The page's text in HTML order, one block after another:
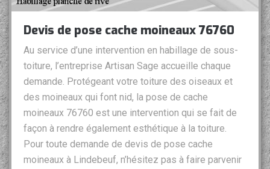
Devis de pose cache moineaux 76760
Au service d’une intervention en habillage de sous-
toiture, l’entreprise Artisan Sage accueille chaque
demande. Protégeant votre toiture des oiseaux et
des moineaux qui font nid, la pose de cache
moineaux 76760 est une intervention qui se fait de
façon à rendre également esthétique à la toiture.
Pour toute demande de devis de pose cache
moineaux à Lindebeuf, n’hésitez pas à faire parvenir